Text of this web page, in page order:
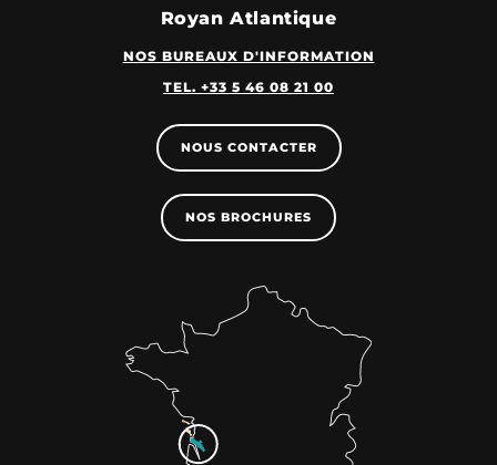
Royan Atlantique
NOS BUREAUX D'INFORMATION
TEL. +33 5 46 08 21 00
NOUS CONTACTER
NOS BROCHURES